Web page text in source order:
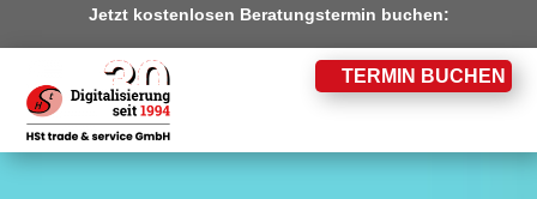
Jetzt kostenlosen Beratungstermin buchen:
TERMIN BUCHEN